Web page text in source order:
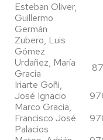
Esteban Oliver,
Guillermo
Germán
Zubero, Luis
Gómez
Urdañez, María
Gracia
Iriarte Goñi,
José Ignacio
Marco Gracia,
Francisco José
Palacios